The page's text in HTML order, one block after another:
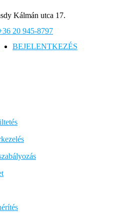
Kálmán utca 17.
20 945-8797
BEJELENTKEZÉS